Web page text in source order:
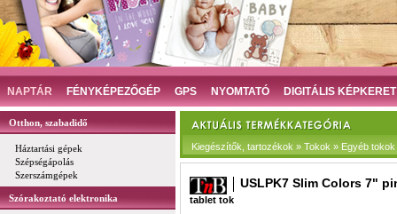
NAPTÁR FÉNYKÉPEZŐGÉP GPS NYOMTATÓ DIGITÁLIS KÉPKERET
Otthon, szabadidő
Háztartási gépek
Szépségápolás
Szerszámgépek
Szórakoztató elektronika
Kiegészítők, tartozékok » Tokok » Egyéb tokok
USLPK7 Slim Colors 7"
tablet tok